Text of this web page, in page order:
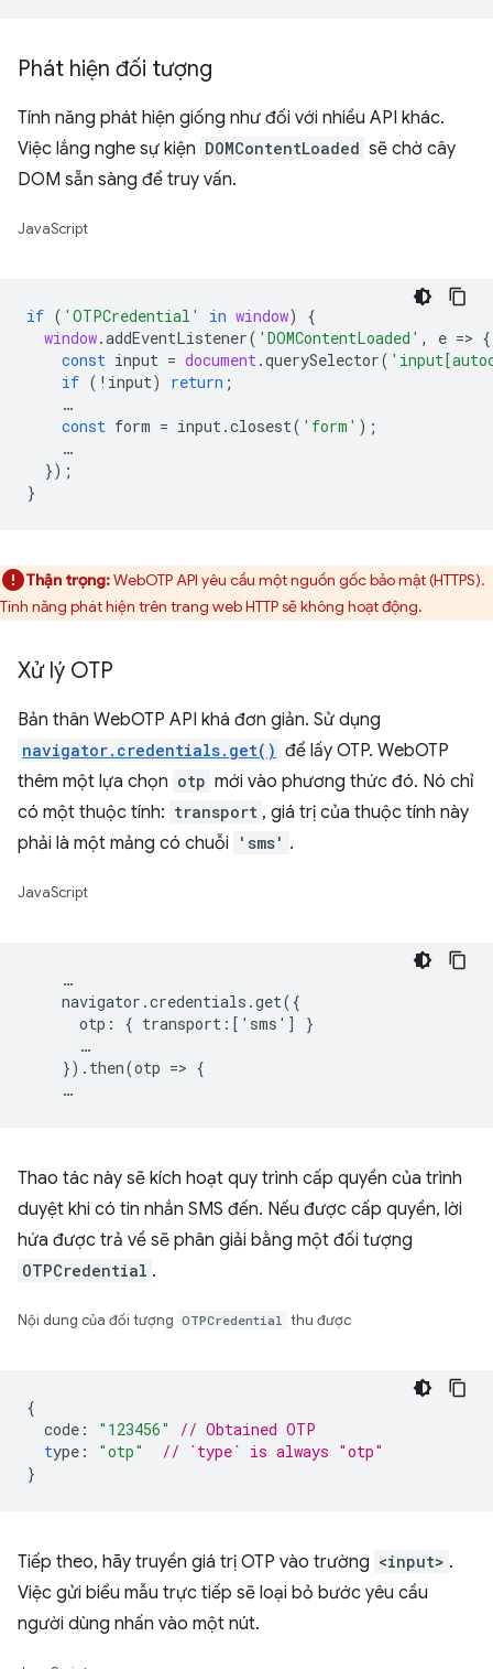
Phát hiện đối tượng
Tính năng phát hiện giống như đối với nhiều API khác.
Việc lắng nghe sự kiện DOMContentLoaded sẽ chờ cây
DOM sẵn sàng để truy vấn.
JavaScript
if ( 'OTPCredential' in window)
{
window.addEventListener( 'DOMContentLoaded' , e => {
const input = document.querySelector(
if ( ! input) return ;
…
const form = input.closest( 'form' );
…
});
}
Thận trọng:WebOTP API yêu cầu một nguồn gốc bảo mật (HTTPS).
Tính năng phát hiện trên trang web HTTP sẽ không hoạt động.
Xử lý OTP
Bản thân WebOTP API khá đơn giản. Sử dụng
navigator.credentials.get() để lấy OTP. WebOTP
thêm một lựa chọn otp mới vào phương thức đó. Nó chỉ
có một thuộc tính: transport , giá trị của thuộc tính này
phải là một mảng có chuỗi
'sms' .
JavaScript
    …
    navigator.credentials.get({
      otp: { transport:['sms'] }
      …
    }).then(otp => {
Thao tác này sẽ kích hoạt quy trình cấp quyền của trình
duyệt khi có tin nhắn SMS đến. Nếu được cấp quyền, lời
hứa được trả về sẽ phân giải bằng một đối tượng
OTPCredential .
Nội dung của đối tượng OTPCredential thu được
{
code : "123456"
// Obtained OTP
type : "otp"
// `type` is always "otp"
}
Tiếp theo, hãy truyền giá trị OTP vào trường <input> .
Việc gửi biểu mẫu trực tiếp sẽ loại bỏ bước yêu cầu
người dùng nhấn vào một nút.